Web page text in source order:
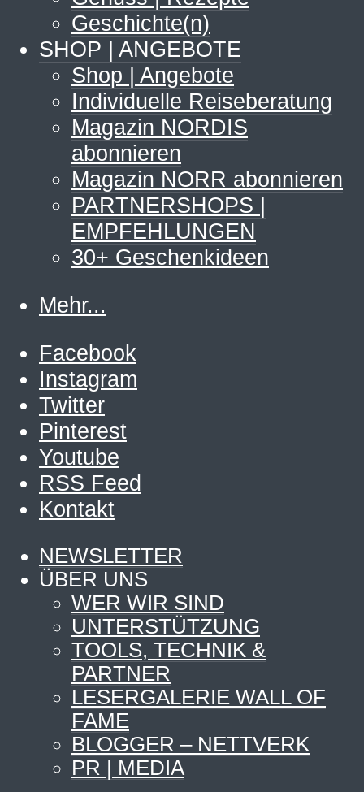
Geschichte(n)
SHOP | ANGEBOTE
Shop | Angebote
Individuelle Reiseberatung
Magazin NORDIS
abonnieren
Magazin NORR abonnieren
PARTNERSHOPS |
EMPFEHLUNGEN
30+ Geschenkideen
Mehr...
Facebook
Instagram
Twitter
Pinterest
Youtube
RSS Feed
Kontakt
NEWSLETTER
ÜBER UNS
WER WIR SIND
UNTERSTÜTZUNG
TOOLS, TECHNIK &
PARTNER
LESERGALERIE WALL OF
FAME
BLOGGER – NETTVERK
PR | MEDIA